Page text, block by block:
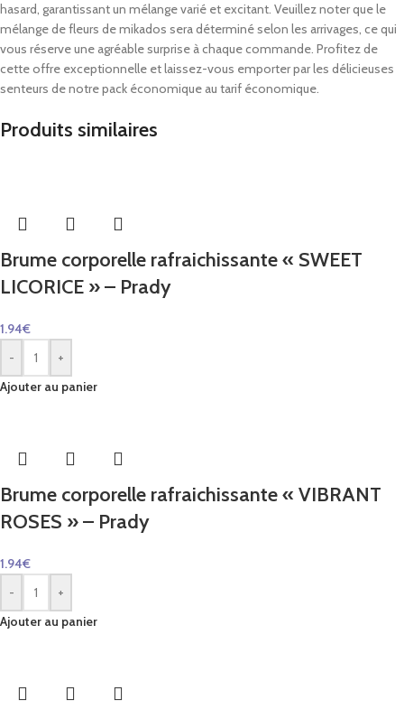
hasard, garantissant un mélange varié et excitant. Veuillez noter que le
mélange de fleurs de mikados sera déterminé selon les arrivages, ce qui
vous réserve une agréable surprise à chaque commande. Profitez de
cette offre exceptionnelle et laissez-vous emporter par les délicieuses
senteurs de notre pack économique au tarif économique.
Produits similaires
Brume corporelle rafraichissante « SWEET
LICORICE » – Prady
1.94€
-
+
Ajouter au panier
Brume corporelle rafraichissante « VIBRANT
ROSES » – Prady
1.94€
-
+
Ajouter au panier